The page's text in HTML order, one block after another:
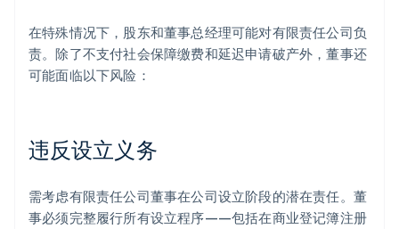
在特殊情况下，股东和董事总经理可能对有限责任公司负
责。除了不支付社会保障缴费和延迟申请破产外，董事还
可能面临以下风险：
违反设立义务
需考虑有限责任公司董事在公司设立阶段的潜在责任。董
事必须完整履行所有设立程序——包括在商业登记簿注册